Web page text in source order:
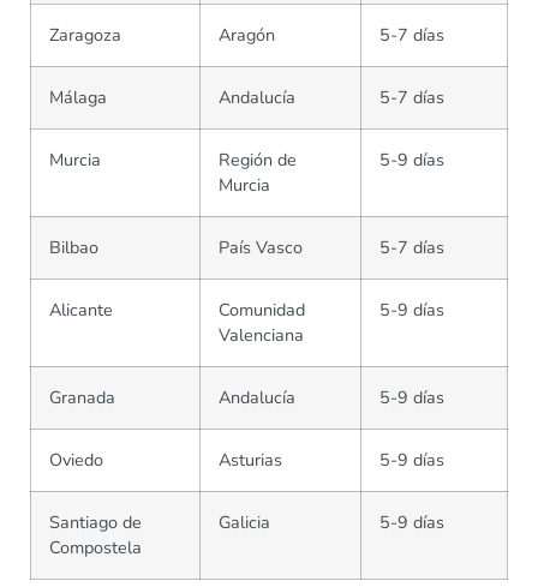
Zaragoza Aragón 5-7 días
Málaga Andalucía 5-7 días
Murcia
Región de
Murcia
5-9 días
Bilbao País Vasco 5-7 días
Alicante
Comunidad
Valenciana
5-9 días
Granada Andalucía 5-9 días
Oviedo Asturias 5-9 días
Santiago de
Compostela
Galicia 5-9 días